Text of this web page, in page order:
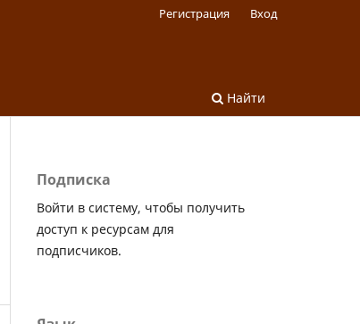
Найти
Регистрация Вход
Подписка
Войти в систему, чтобы получить
доступ к ресурсам для
подписчиков.